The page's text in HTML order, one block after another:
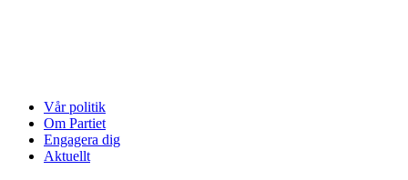
Vår politik
Om Partiet
Engagera dig
Aktuellt